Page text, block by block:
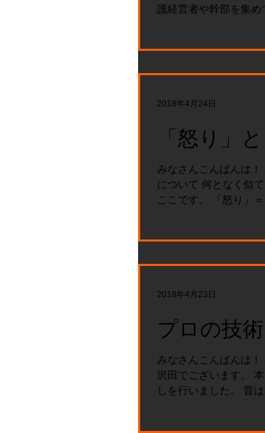
護経営者や幹部を集
「怒り」
みなさんこんばんは！
について 何となく似
ここです。 「怒り」
2018年4月24日
プロの技術
みなさんこんばんは！
沢田でございます。
しを行いました。 昔
っ越し屋さんに 頼む
2018年4月23日